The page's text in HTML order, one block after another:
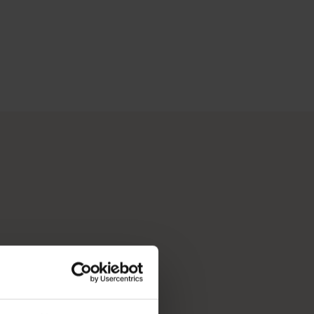
由像你一样的旅行者撰写的。</p>